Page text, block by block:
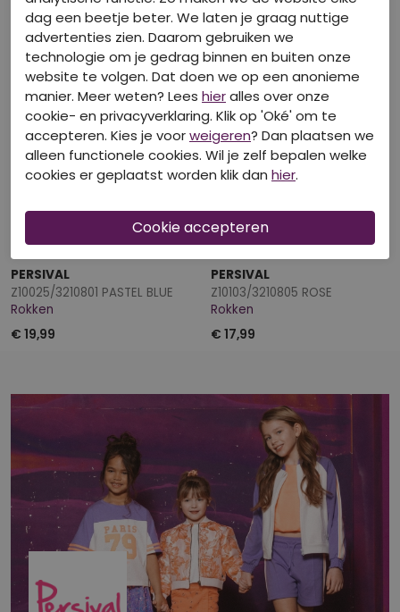
PERSIVAL
Z10025/3210801 PASTEL BLUE
Rokken
€ 19,99
40-50-60% korting
PERSIVAL
Z10103/3210805 ROSE
Rokken
€ 17,99
dag een beetje beter. We laten je graag nuttige
advertenties zien. Daarom gebruiken we
technologie om je gedrag binnen en buiten onze
website te volgen. Dat doen we op een anonieme
manier. Meer weten? Lees hieralles over onze
cookie- en privacyverklaring. Klik op 'Oké' om te
accepteren. Kies je voorweigeren? Dan plaatsen we
alleen functionele cookies. Wil je zelf bepalen welke
cookies er geplaatst worden klik dan hier.